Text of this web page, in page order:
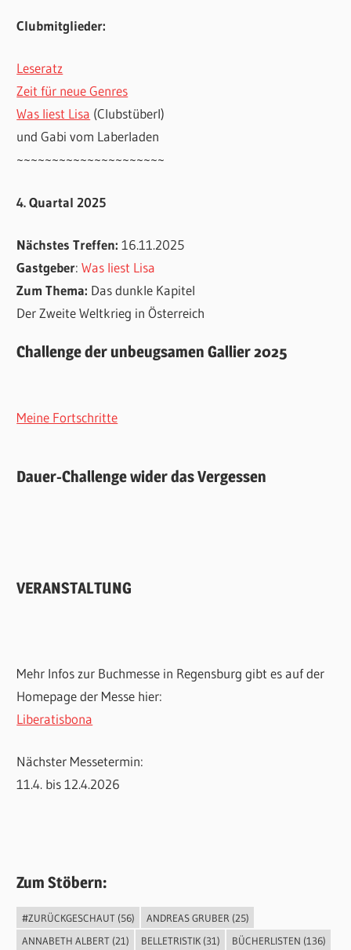
Clubmitglieder:
Leseratz
Zeit für neue Genres
Was liest Lisa (Clubstüberl)
und Gabi vom Laberladen
~~~~~~~~~~~~~~~~~~~~~
4. Quartal 2025
Nächstes Treffen:16.11.2025
Gastgeber:Was liest Lisa
Zum Thema: Das dunkle Kapitel
Der Zweite Weltkrieg in Österreich
Challenge der unbeugsamen Gallier 2025
Meine Fortschritte
Dauer-Challenge wider das Vergessen
VERANSTALTUNG
Mehr Infos zur Buchmesse in Regensburg gibt es auf der
Homepage der Messe hier:
Liberatisbona
Nächster Messetermin:
11.4. bis 12.4.2026
Zum Stöbern:
#ZURÜCKGESCHAUT(56) ANDREAS GRUBER (25)
ANNABETH ALBERT(21) BELLETRISTIK(31) BÜCHERLISTEN (136)